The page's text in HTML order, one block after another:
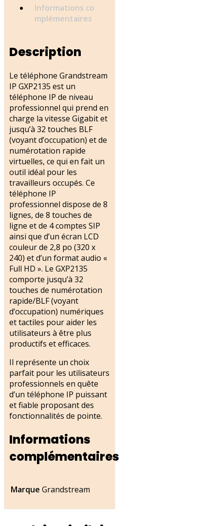
Informations co
mplémentaires
Description
Le téléphone Grandstream
IP GXP2135 est un
téléphone IP de niveau
professionnel qui prend en
charge la vitesse Gigabit et
jusqu’à 32 touches BLF
(voyant d’occupation) et de
numérotation rapide
virtuelles, ce qui en fait un
outil idéal pour les
travailleurs occupés. Ce
téléphone IP
professionnel dispose de 8
lignes, de 8 touches de
ligne et de 4 comptes SIP
ainsi que d’un écran LCD
couleur de 2,8 po (320 x
240) et d’un format audio «
Full HD ». Le GXP2135
comporte jusqu’à 32
touches de numérotation
rapide/BLF (voyant
d’occupation) numériques
et tactiles pour aider les
utilisateurs à être plus
productifs et efficaces.
Il représente un choix
parfait pour les utilisateurs
professionnels en quête
d’un téléphone IP puissant
et fiable proposant des
fonctionnalités de pointe.
Informations
complémentaires
Marque Grandstream